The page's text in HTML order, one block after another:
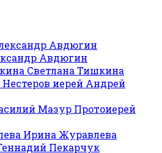
Авдюгин
Светлана Тишкина
иерей Андрей
Протоиерей
Ирина Журавлева